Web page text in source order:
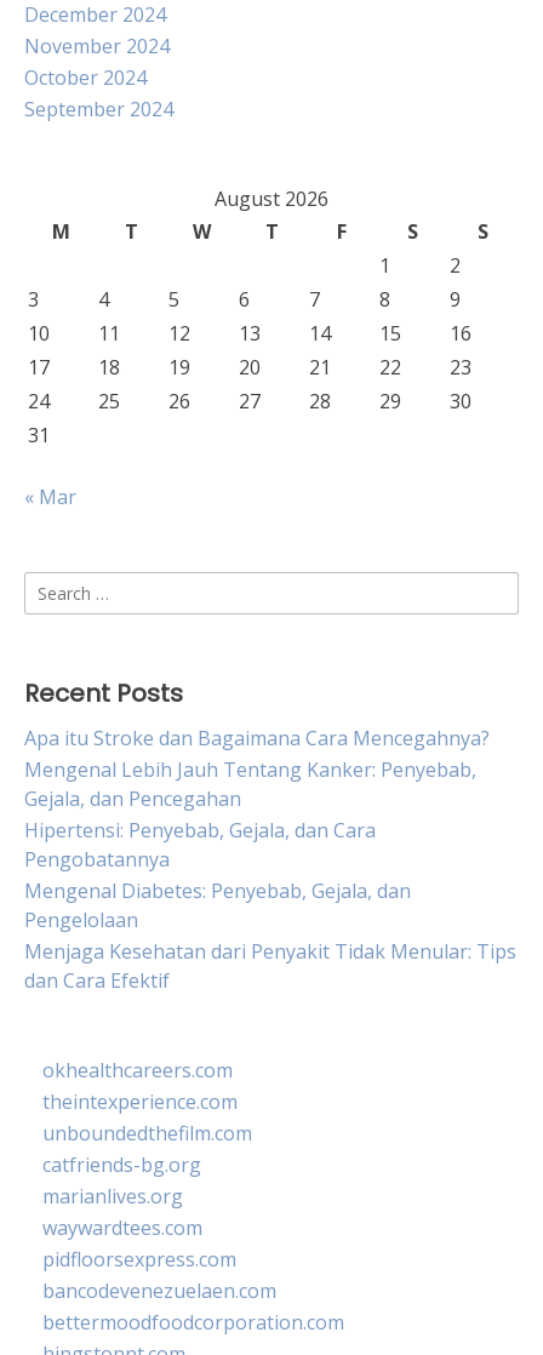
December 2024
November 2024
October 2024
September 2024
August 2026
M
T W T F S
S
1
2
3
4 5 6 7 8
9
10
11 12 13 14 15
16
17
18 19 20 21 22
23
24
25 26 27 28 29
30
31
« Mar
Search
for:
Recent Posts
Apa itu Stroke dan Bagaimana Cara Mencegahnya?
Mengenal Lebih Jauh Tentang Kanker: Penyebab,
Gejala, dan Pencegahan
Hipertensi: Penyebab, Gejala, dan Cara
Pengobatannya
Mengenal Diabetes: Penyebab, Gejala, dan
Pengelolaan
Menjaga Kesehatan dari Penyakit Tidak Menular: Tips
dan Cara Efektif
okhealthcareers.com
theintexperience.com
unboundedthefilm.com
catfriends-bg.org
marianlives.org
waywardtees.com
pidfloorsexpress.com
bancodevenezuelaen.com
bettermoodfoodcorporation.com